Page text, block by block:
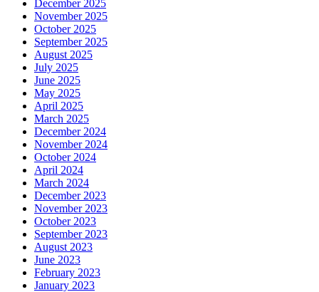
December 2025
November 2025
October 2025
September 2025
August 2025
July 2025
June 2025
May 2025
April 2025
March 2025
December 2024
November 2024
October 2024
April 2024
March 2024
December 2023
November 2023
October 2023
September 2023
August 2023
June 2023
February 2023
January 2023